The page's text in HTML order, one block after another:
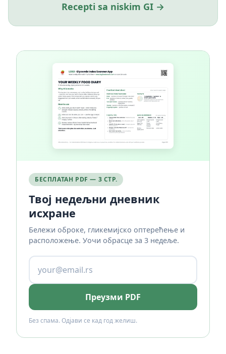
Recepti sa niskim GI →
БЕСПЛАТАН PDF — 3 СТР.
Твој недељни дневник
исхране
Бележи оброке, гликемијско оптерећење и
расположење. Уочи обрасце за 3 недеље.
Преузми PDF
Без спама. Одјави се кад год желиш.